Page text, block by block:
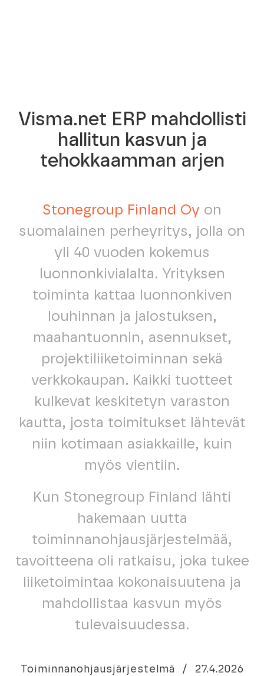
Visma.net ERP mahdollisti
hallitun kasvun ja
tehokkaamman arjen
Stonegroup Finland Oy on
suomalainen perheyritys, jolla on
yli 40 vuoden kokemus
luonnonkivialalta. Yrityksen
toiminta kattaa luonnonkiven
louhinnan ja jalostuksen,
maahantuonnin, asennukset,
projektiliiketoiminnan sekä
verkkokaupan. Kaikki tuotteet
kulkevat keskitetyn varaston
kautta, josta toimitukset lähtevät
niin kotimaan asiakkaille, kuin
myös vientiin.
Kun Stonegroup Finland lähti
hakemaan uutta
toiminnanohjausjärjestelmää,
tavoitteena oli ratkaisu, joka tukee
liiketoimintaa kokonaisuutena ja
mahdollistaa kasvun myös
tulevaisuudessa.
Toiminnanohjausjärjestelmä / 27.4.2026